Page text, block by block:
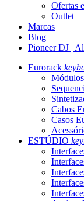
Ofertas
Outlet
Marcas
Blog
Pioneer DJ |
Eurorack
Cabos
Casos
ESTÚDIO